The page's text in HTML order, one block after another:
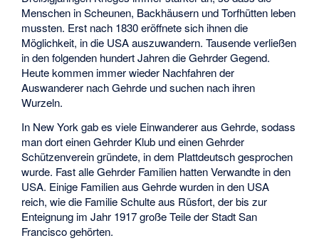
Menschen in Scheunen, Backhäusern und Torfhütten leben
mussten. Erst nach 1830 eröffnete sich ihnen die
Möglichkeit, in die USA auszuwandern. Tausende verließen
in den folgenden hundert Jahren die Gehrder Gegend.
Heute kommen immer wieder Nachfahren der
Auswanderer nach Gehrde und suchen nach ihren
Wurzeln.
In New York gab es viele Einwanderer aus Gehrde, sodass
man dort einen Gehrder Klub und einen Gehrder
Schützenverein gründete, in dem Plattdeutsch gesprochen
wurde. Fast alle Gehrder Familien hatten Verwandte in den
USA. Einige Familien aus Gehrde wurden in den USA
reich, wie die Familie Schulte aus Rüsfort, der bis zur
Enteignung im Jahr 1917 große Teile der Stadt San
Francisco gehörten.